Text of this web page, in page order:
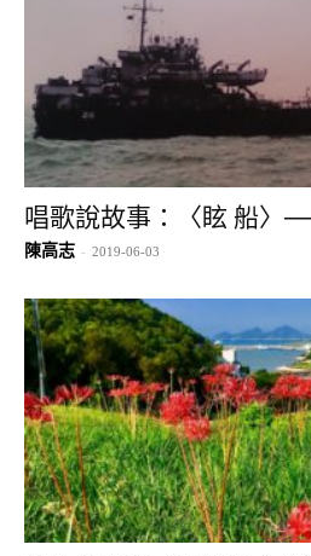
唱歌說故事：〈眩 船〉
陳高志 - 2019-06-03